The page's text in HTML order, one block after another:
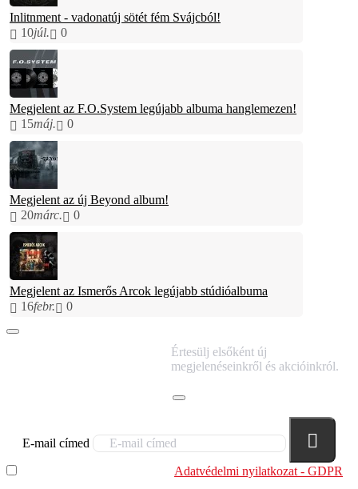
Inlitnment - vadonatúj sötét fém Svájcból!
10júl. 0
Megjelent az F.O.System legújabb albuma hanglemezen!
15máj. 0
Megjelent az új Beyond album!
20márc. 0
Megjelent az Ismerős Arcok legújabb stúdióalbuma
16febr. 0
Értesülj elsőként új
megjelenéseinkről és akcióinkról.
E-mail címed
Adatvédelmi nyilatkozat - GDPR